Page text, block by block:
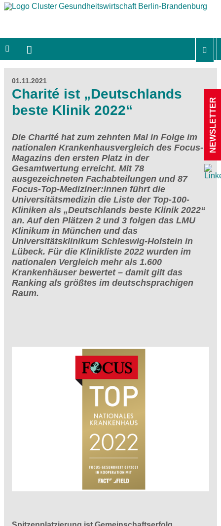
01.11.2021
Charité ist „Deutschlands
beste Klinik 2022“
Die Charité hat zum zehnten Mal in Folge im
nationalen Krankenhausvergleich des Focus-
Magazins den ersten Platz in der
Gesamtwertung erreicht. Mit 78
ausgezeichneten Fachabteilungen und 87
Focus-Top-Mediziner:innen führt die
Universitätsmedizin die Liste der Top-100-
Kliniken als „Deutschlands beste Klinik 2022“
an. Auf den Plätzen 2 und 3 folgen das LMU
Klinikum in München und das
Universitätsklinikum Schleswig-Holstein in
Lübeck. Für die Klinikliste 2022 wurden im
nationalen Vergleich mehr als 1.600
Krankenhäuser bewertet – damit gilt das
Ranking als größtes im deutschsprachigen
Raum.
NEWSLETTER